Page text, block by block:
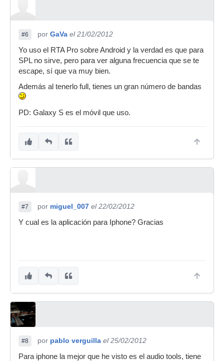
#6 por GaVa el 21/02/2012
Yo uso el RTA Pro sobre Android y la verdad es que para
SPL no sirve, pero para ver alguna frecuencia que se te
escape, sí que va muy bien.
Además al tenerlo full, tienes un gran número de bandas
PD: Galaxy S es el móvil que uso.
#7 por miguel_007 el 22/02/2012
Y cual es la aplicación para Iphone? Gracias
#8 por pablo verguilla el 25/02/2012
Para iphone la mejor que he visto es el audio tools, tiene